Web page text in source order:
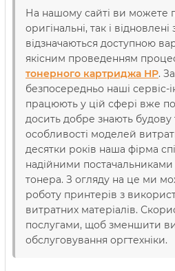
На нашому сайті ви можете
оригінальні, так і
відзначаються доступною
якісним проведенням
тонерного картриджа НР.
безпосередньо наші сервіс-
працюють у цій сфері вже
досить добре знають будову
особливості моделей
десятки років наша фірма
надійними
тонера. З огляду на це ми
роботу принтерів з
витратних матеріалів.
послугами, щоб зменшити
обслуговування оргтехніки.